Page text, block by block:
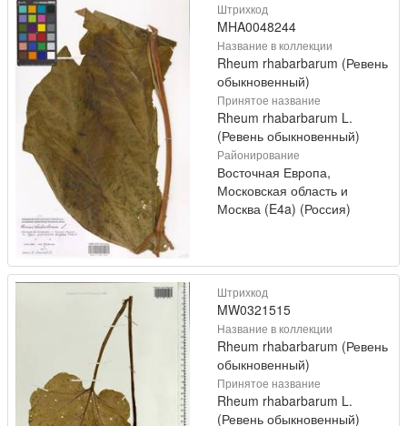
Штрихкод
MHA0048244
Название в коллекции
Rheum rhabarbarum (Ревень
обыкновенный)
Принятое название
Rheum rhabarbarum L.
(Ревень обыкновенный)
Районирование
Восточная Европа,
Московская область и
Москва (E4a) (Россия)
Штрихкод
MW0321515
Название в коллекции
Rheum rhabarbarum (Ревень
обыкновенный)
Принятое название
Rheum rhabarbarum L.
(Ревень обыкновенный)